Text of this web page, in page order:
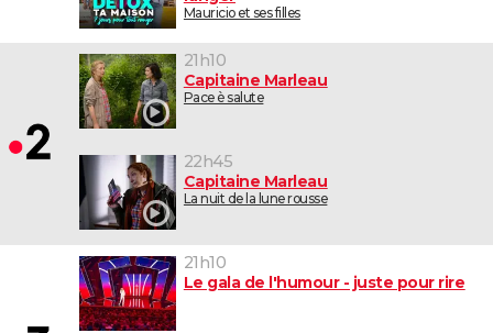
Mauricio et ses filles
21h10
Capitaine Marleau
Pace è salute
22h45
Capitaine Marleau
La nuit de la lune rousse
21h10
Le gala de l'humour - juste pour rire